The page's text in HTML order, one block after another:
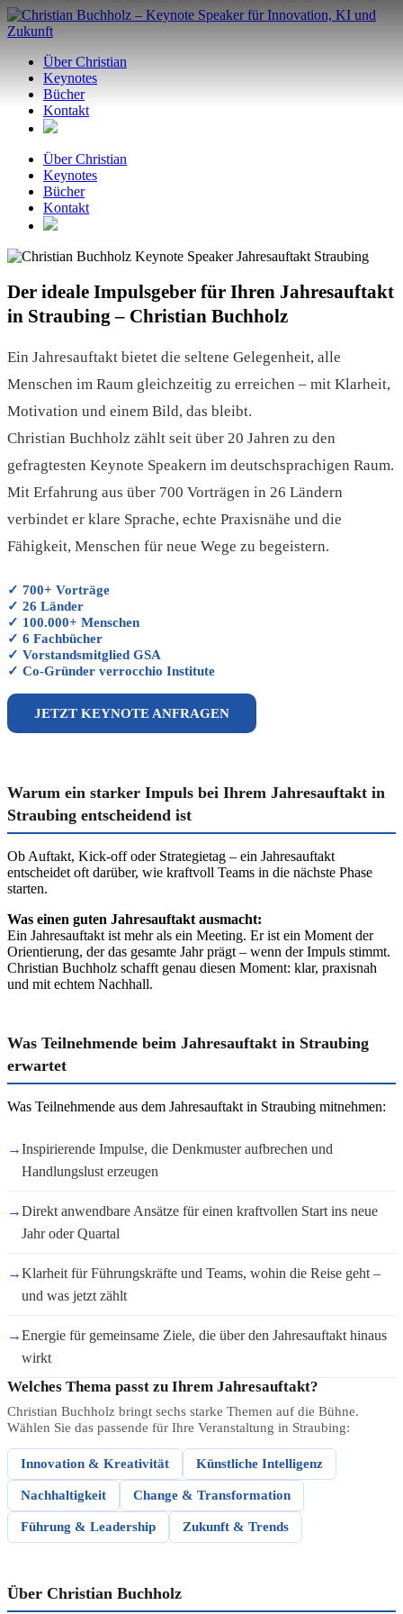
Zum
Inhalt
Über Christian
Keynotes
Bücher
Kontakt
Über Christian
Keynotes
Bücher
Kontakt
Der ideale Impulsgeber für Ihren Jahresauftakt
in Straubing – Christian Buchholz
Ein Jahresauftakt bietet die seltene Gelegenheit, alle
Menschen im Raum gleichzeitig zu erreichen – mit Klarheit,
Motivation und einem Bild, das bleibt.
Christian Buchholz zählt seit über 20 Jahren zu den
gefragtesten Keynote Speakern im deutschsprachigen Raum.
Mit Erfahrung aus über 700 Vorträgen in 26 Ländern
verbindet er klare Sprache, echte Praxisnähe und die
Fähigkeit, Menschen für neue Wege zu begeistern.
✓ 700+ Vorträge
✓ 26 Länder
✓ 100.000+ Menschen
✓ 6 Fachbücher
✓ Vorstandsmitglied GSA
✓ Co-Gründer verrocchio Institute
JETZT KEYNOTE ANFRAGEN
Warum ein starker Impuls bei Ihrem Jahresauftakt in
Straubing entscheidend ist
Ob Auftakt, Kick-off oder Strategietag – ein Jahresauftakt
entscheidet oft darüber, wie kraftvoll Teams in die nächste Phase
starten.
Was einen guten Jahresauftakt ausmacht:
Ein Jahresauftakt ist mehr als ein Meeting. Er ist ein Moment der
Orientierung, der das gesamte Jahr prägt – wenn der Impuls stimmt.
Christian Buchholz schafft genau diesen Moment: klar, praxisnah
und mit echtem Nachhall.
Was Teilnehmende beim Jahresauftakt in Straubing
erwartet
Was Teilnehmende aus dem Jahresauftakt in Straubing mitnehmen:
→Inspirierende Impulse, die Denkmuster aufbrechen und
Handlungslust erzeugen
→Direkt anwendbare Ansätze für einen kraftvollen Start ins neue
Jahr oder Quartal
→Klarheit für Führungskräfte und Teams, wohin die Reise geht –
und was jetzt zählt
→Energie für gemeinsame Ziele, die über den Jahresauftakt hinaus
wirkt
Welches Thema passt zu Ihrem Jahresauftakt?
Christian Buchholz bringt sechs starke Themen auf die Bühne.
Wählen Sie das passende für Ihre Veranstaltung in Straubing:
Innovation & Kreativität Künstliche Intelligenz
Nachhaltigkeit Change & Transformation
Führung & Leadership Zukunft & Trends
Über Christian Buchholz